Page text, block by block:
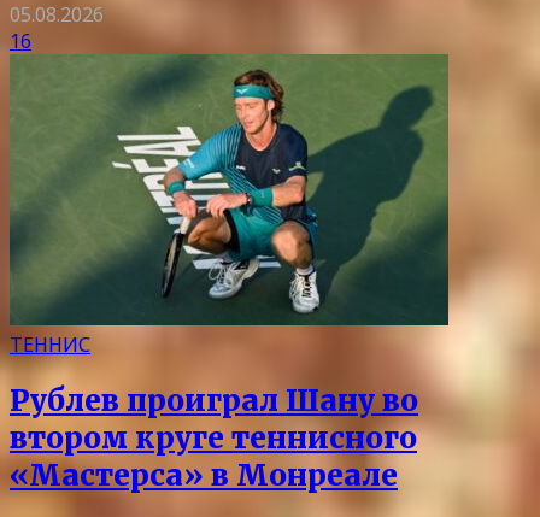
05.08.2026
16
ТЕННИС
Рублев проиграл Шану во
втором круге теннисного
«Мастерса» в Монреале